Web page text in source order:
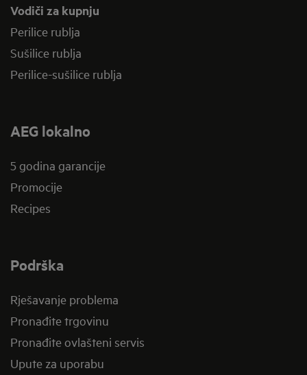
Vodiči za kupnju
Perilice rublja
Sušilice rublja
Perilice-sušilice rublja
AEG lokalno
5 godina garancije
Promocije
Recipes
Podrška
Rješavanje problema
Pronađite trgovinu
Pronađite ovlašteni servis
Upute za uporabu